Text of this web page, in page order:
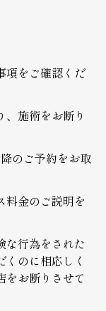
項をご確認くだ
施術をお断り
のご予約をお取
料金のご説明を
な行為をされた
のに相応しく
をお断りさせて